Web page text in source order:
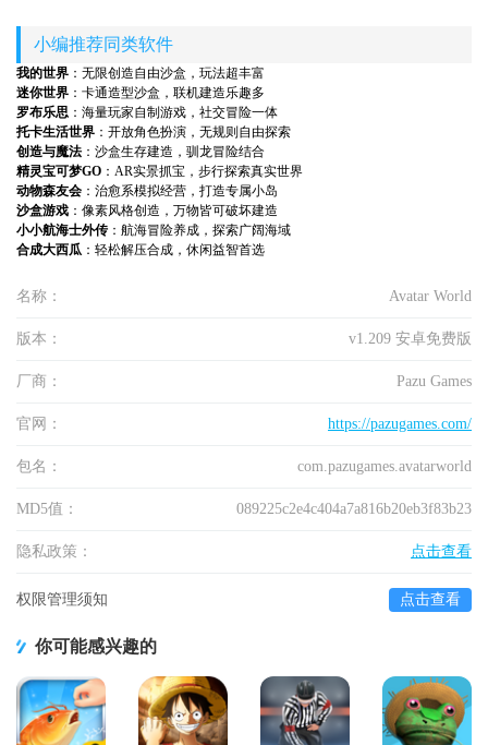
小编推荐同类软件
我的世界 ：无限创造自由沙盒，玩法超丰富
迷你世界 ：卡通造型沙盒，联机建造乐趣多
罗布乐思 ：海量玩家自制游戏，社交冒险一体
托卡生活世界 ：开放角色扮演，无规则自由探索
创造与魔法 ：沙盒生存建造，驯龙冒险结合
精灵宝可梦GO ：AR实景抓宝，步行探索真实世界
动物森友会 ：治愈系模拟经营，打造专属小岛
沙盒游戏 ：像素风格创造，万物皆可破坏建造
小小航海士外传 ：航海冒险养成，探索广阔海域
合成大西瓜 ：轻松解压合成，休闲益智首选
名称： Avatar World
版本： v1.209 安卓免费版
厂商： Pazu Games
官网： https://pazugames.com/
包名： com.pazugames.avatarworld
MD5值： 089225c2e4c404a7a816b20eb3f83b23
隐私政策： 点击查看
权限管理须知 点击查看
你可能感兴趣的